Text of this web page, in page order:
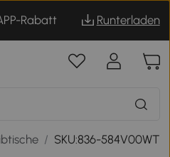
Rabatt Runterladen
/ SKU:836-584V00WT